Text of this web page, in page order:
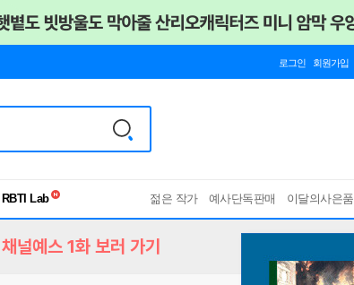
로그인 회원가입
RBTI Lab
독서유형검사
젊은 작가 예사단독판매 이달의사은품
채널예스 1화 보러 가기